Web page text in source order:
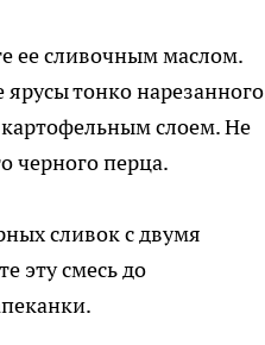
ее сливочным маслом.
тонко нарезанного
слоем. Не
черного перца.
сливок с двумя
эту смесь до